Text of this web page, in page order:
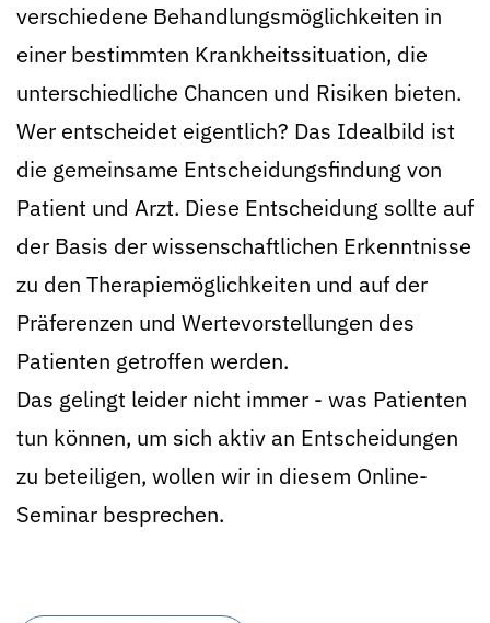
verschiedene Behandlungsmöglichkeiten in
einer bestimmten Krankheitssituation, die
unterschiedliche Chancen und Risiken bieten.
Wer entscheidet eigentlich? Das Idealbild ist
die gemeinsame Entscheidungsfindung von
Patient und Arzt. Diese Entscheidung sollte auf
der Basis der wissenschaftlichen Erkenntnisse
zu den Therapiemöglichkeiten und auf der
Präferenzen und Wertevorstellungen des
Patienten getroffen werden.
Das gelingt leider nicht immer - was Patienten
tun können, um sich aktiv an Entscheidungen
zu beteiligen, wollen wir in diesem Online-
Seminar besprechen.